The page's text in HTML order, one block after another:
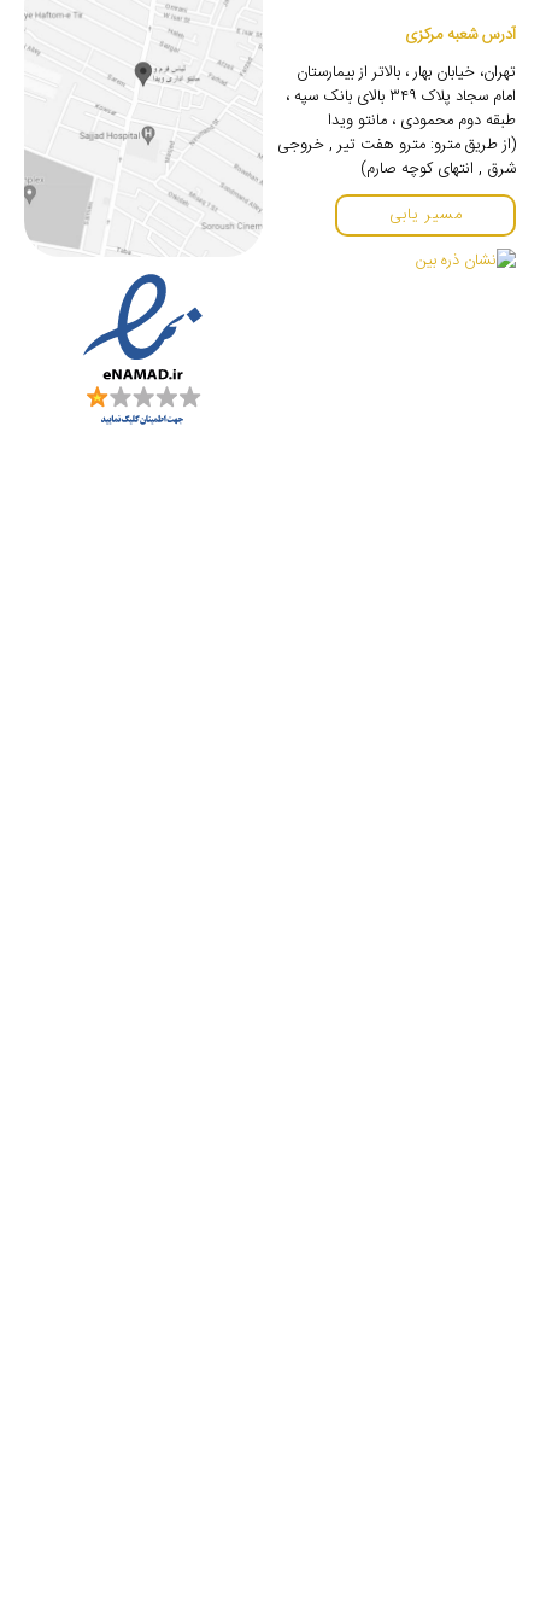
آدرس شعبه مرکزی
تهران، خیابان بهار ، بالاتر از بیمارستان
امام سجاد پلاک ۳۴۹ بالای بانک سپه ،
طبقه دوم محمودی ، مانتو ویدا
(از طریق مترو: مترو هفت تیر , خروجی
شرق , انتهای کوچه صارم)
مسیر یابی